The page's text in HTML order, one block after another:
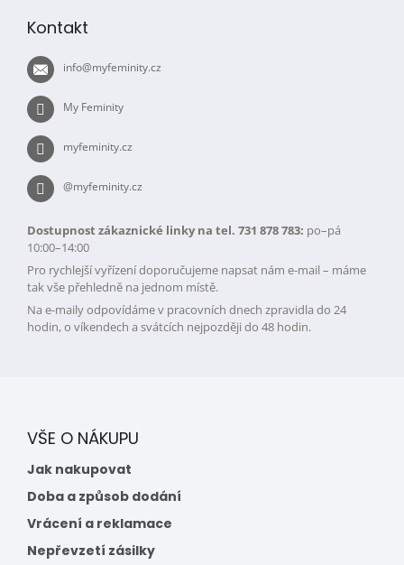
Kontakt
info@myfeminity.cz
My Feminity
myfeminity.cz
@myfeminity.cz
Dostupnost zákaznické linky na tel. 731 878 783: po–pá
10:00–14:00
Pro rychlejší vyřízení doporučujeme napsat nám e-mail – máme
tak vše přehledně na jednom místě.
Na e-maily odpovídáme v pracovních dnech zpravidla do 24
hodin, o víkendech a svátcích nejpozději do 48 hodin.
VŠE O NÁKUPU
Jak nakupovat
Doba a způsob dodání
Vrácení a reklamace
Nepřevzetí zásilky